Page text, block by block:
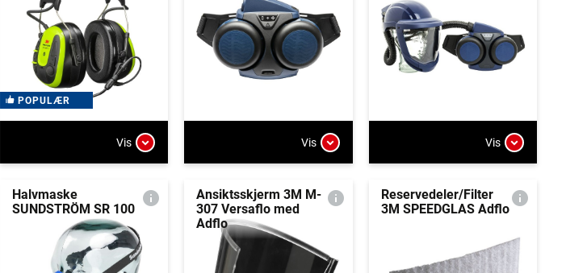
POPULÆR
Vis Vis Vis
Halvmaske
SUNDSTRÖM SR 100
Ansiktsskjerm 3M M-
307 Versaflo med
Adflo
Reservedeler/Filter
3M SPEEDGLAS Adflo